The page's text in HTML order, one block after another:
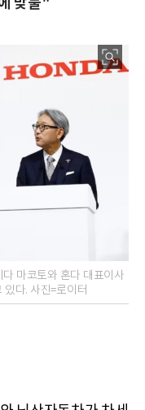
마코토와 혼다 대표이사
다. 사진=로이터